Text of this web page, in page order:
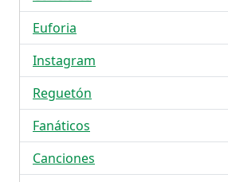
Euforia
Instagram
Reguetón
Fanáticos
Canciones